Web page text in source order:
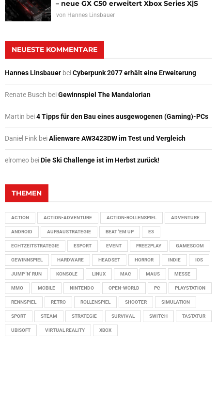
– neue GX C50 erweitert Xbox Series X|S
von Hannes Linsbauer
NEUESTE KOMMENTARE
Hannes Linsbauer beiCyberpunk 2077 erhält eine Erweiterung
Renate Busch beiGewinnspiel The Mandalorian
Martin bei4 Tipps für den Bau eines ausgewogenen (Gaming)-PCs
Daniel Fink beiAlienware AW3423DW im Test und Vergleich
elromeo beiDie Ski Challenge ist im Herbst zurück!
THEMEN
ACTION ACTION-ADVENTURE ACTION-ROLLENSPIEL ADVENTURE
ANDROID AUFBAUSTRATEGIE BEAT 'EM UP E3
ECHTZEITSTRATEGIE ESPORT EVENT FREE2PLAY GAMESCOM
GEWINNSPIEL HARDWARE HEADSET HORROR INDIE IOS
JUMP 'N' RUN KONSOLE LINUX MAC MAUS MESSE
MMO MOBILE NINTENDO OPEN-WORLD PC PLAYSTATION
RENNSPIEL RETRO ROLLENSPIEL SHOOTER SIMULATION
SPORT STEAM STRATEGIE SURVIVAL SWITCH TASTATUR
UBISOFT VIRTUAL REALITY XBOX